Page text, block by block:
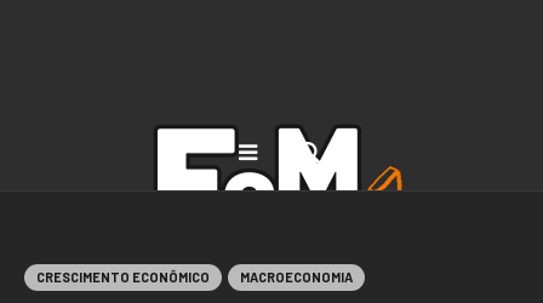
CRESCIMENTO ECONÔMICO MACROECONOMIA